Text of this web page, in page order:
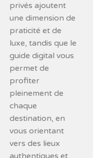
privés ajoutent
une dimension de
praticité et de
luxe, tandis que le
guide digital vous
permet de
profiter
pleinement de
chaque
destination, en
vous orientant
vers des lieux
authentiques et